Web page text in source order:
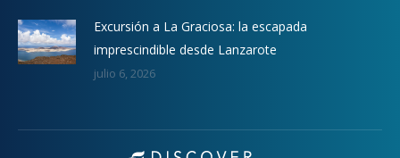
Excursión a La Graciosa: la escapada
imprescindible desde Lanzarote
julio 6, 2026